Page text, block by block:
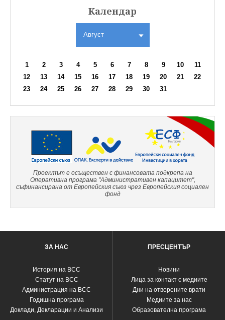
Календар
Август
1 2 3 4 5 6 7 8 9 10
11
12
13 14 15 16 17 18 19 20 21
22
23
24 25 26 27 28 29 30 31
Проектът е осъществен с финансовата подкрепа на
Оперативна програма "Административен капацитет",
съфинансирана от Европейския съюз чрез Европейския социален
фонд
ЗА НАС
История на ВСС
Статут на ВСС
Администрация на ВСС
Годишна програма
Доклади, Декларации и Анализи
ПРЕСЦЕНТЪР
Новини
Лица за контакт с медиите
Дни на отворените врати
Медиите за нас
Образователна програма